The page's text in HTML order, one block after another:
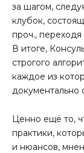
за шагом,
клубок,
проч., переходя
В итоге,
строгого
каждое из
документально
Ценно ещё то,
практики,
и нюансов,